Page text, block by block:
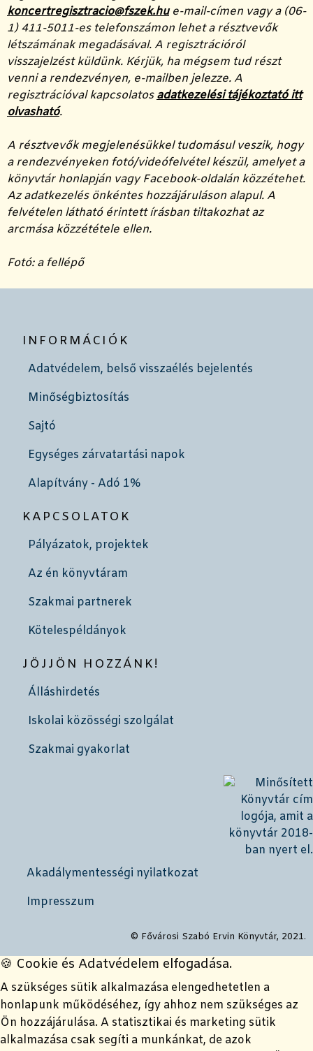
koncertregisztracio@fszek.hue-mail-címen vagy a (06-
1) 411-5011-es telefonszámon lehet a résztvevők
létszámának megadásával. A regisztrációról
visszajelzést küldünk. Kérjük, ha mégsem tud részt
venni a rendezvényen, e-mailben jelezze. A
regisztrációval kapcsolatosadatkezelési tájékoztató itt
olvasható.
A résztvevők megjelenésükkel tudomásul veszik, hogy
a rendezvényeken fotó/videófelvétel készül, amelyet a
könyvtár honlapján vagy Facebook-oldalán közzétehet.
Az adatkezelés önkéntes hozzájáruláson alapul. A
felvételen látható érintett írásban tiltakozhat az
arcmása közzététele ellen.
Fotó: a fellépő
INFORMÁCIÓK
Adatvédelem, belső visszaélés bejelentés
Minőségbiztosítás
Sajtó
Egységes zárvatartási napok
Alapítvány - Adó 1%
KAPCSOLATOK
Pályázatok, projektek
Az én könyvtáram
Szakmai partnerek
Kötelespéldányok
JÖJJÖN HOZZÁNK!
Álláshirdetés
Iskolai közösségi szolgálat
Szakmai gyakorlat
Akadálymentességi nyilatkozat
Impresszum
© Fővárosi Szabó Ervin Könyvtár, 2021.
🍪 Cookie és Adatvédelem elfogadása.
A szükséges sütik alkalmazása elengedhetetlen a
honlapunk működéséhez, így ahhoz nem szükséges az
Ön hozzájárulása. A statisztikai és marketing sütik
alkalmazása csak segíti a munkánkat, de azok